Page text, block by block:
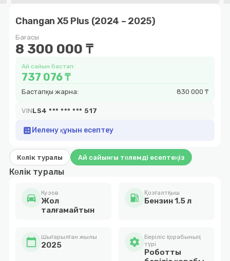
Changan X5 Plus (2024 – 2025)
Бағасы
8 300 000 ₸
Ай сайын бастап:
737 076 ₸
Бастапқы жарна: 830 000 ₸
VINLS4 *** *** *** 517
calculate Иелену құнын есептеу
Көлік туралы Ай сайынғы төлемді есептеңіз
Көлік туралы
directions_car Кузов
Жол
талғамайтын
local_gas_station Қозғалтқыш
Бензин 1.5 л
calendar_today Шығарылған жылы
2025 settings
Беріліс қорабының
түрі
Роботты